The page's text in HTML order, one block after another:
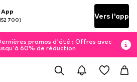
App
700) Vers l'app
promos d'été : Offres avec
60% de réduction